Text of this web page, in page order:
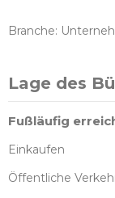
Branche:
Lage des
Fußläufig
Einkaufen
Öffentliche